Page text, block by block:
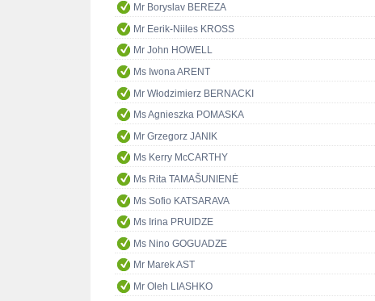
Mr Boryslav BEREZA
Mr Eerik-Niiles KROSS
Mr John HOWELL
Ms Iwona ARENT
Mr Włodzimierz BERNACKI
Ms Agnieszka POMASKA
Mr Grzegorz JANIK
Ms Kerry McCARTHY
Ms Rita TAMAŠUNIENĖ
Ms Sofio KATSARAVA
Ms Irina PRUIDZE
Ms Nino GOGUADZE
Mr Marek AST
Mr Oleh LIASHKO